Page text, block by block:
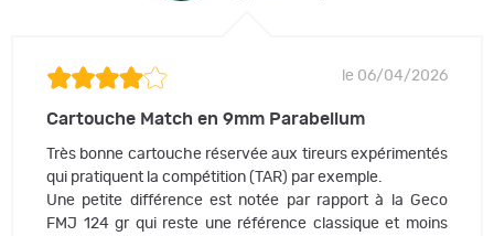
le 06/04/2026
Cartouche Match en 9mm Parabellum
Très bonne cartouche réservée aux tireurs expérimentés
qui pratiquent la compétition (TAR) par exemple.
Une petite différence est notée par rapport à la Geco
FMJ 124 gr qui reste une référence classique et moins